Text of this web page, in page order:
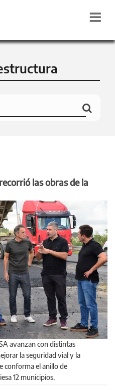
las obras de la
la seguridad vial y la
conforma el anillo de
12 municipios.